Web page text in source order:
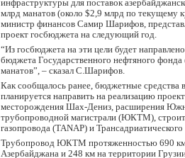
инфраструктуры для поставок
млрд манатов (около $2,9 млрд по текущему
министр финансов Самир Шарифов,
проект госбюджета на следующий год.
“Из госбюджета на эти цели будет
бюджета Государственного нефтяного
манатов”, – сказал С.Шарифов.
Как сообщалось ранее, бюджетные средства
планируется направить на реализацию
месторождения Шах-Дениз, расширения
трубопроводной магистрали (ЮКТМ),
газопровода (TANAP) и
Трубопровод ЮКТМ протяженностью 690 км
Азербайджана и 248 км на территории